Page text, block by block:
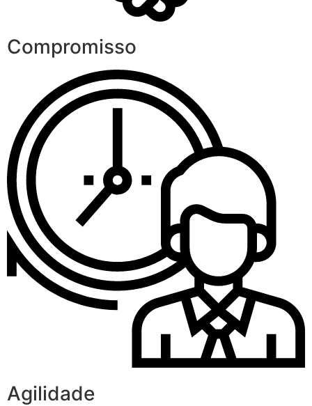
Compromisso
Agilidade